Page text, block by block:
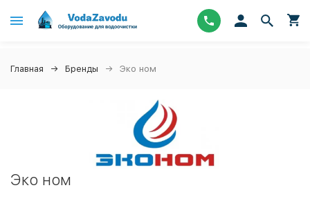
Главная Бренды Эко ном
Эко ном